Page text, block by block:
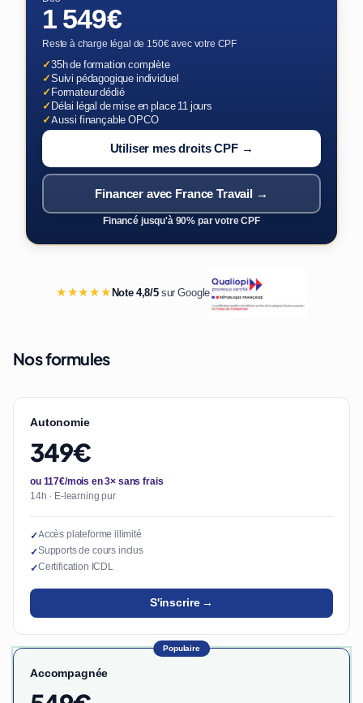
1 549€
Reste à charge légal de 150€ avec votre CPF
✓35h de formation complète
✓Suivi pédagogique individuel
✓Formateur dédié
✓Délai légal de mise en place 11 jours
✓Aussi finançable OPCO
Utiliser mes droits CPF →
Financer avec France Travail →
Financé jusqu'à 90% par votre CPF
★★★★★Note 4,8/5sur Google
Nos formules
Autonomie
349€
ou 117€/mois en 3× sans frais
14h · E-learning pur
✓Accès plateforme illimité
✓Supports de cours inclus
✓Certification ICDL
S'inscrire →
Populaire
Accompagnée